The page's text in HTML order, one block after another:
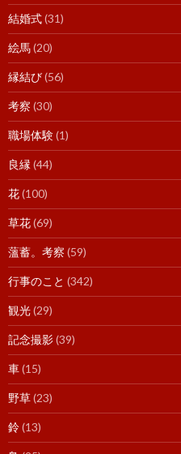
結婚式(31)
絵馬(20)
縁結び(56)
考察 (30)
職場体験(1)
良縁 (44)
花(100)
草花(69)
薀蓄。考察 (59)
行事のこと (342)
観光(29)
記念撮影(39)
車(15)
野草(23)
鈴(13)